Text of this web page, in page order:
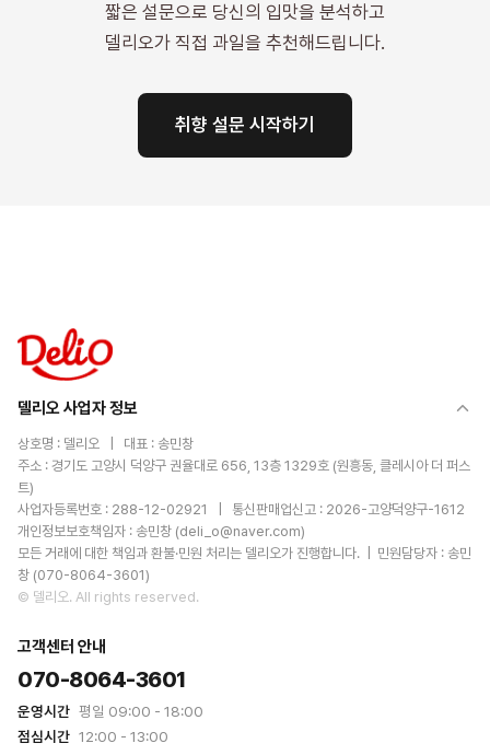
짧은 설문으로 당신의 입맛을 분석하고
델리오가 직접 과일을 추천해드립니다.
취향 설문 시작하기
델리오 사업자 정보
상호명 : 델리오 | 대표 : 송민창
주소 : 경기도 고양시 덕양구 권율대로 656, 13층 1329호 (원흥동, 클레시아 더 퍼스
트)
사업자등록번호 : 288-12-02921 | 통신판매업신고 : 2026-고양덕양구-1612
개인정보보호책임자 : 송민창 (deli_o@naver.com)
모든 거래에 대한 책임과 환불·민원 처리는 델리오가 진행합니다. | 민원담당자 : 송민
창 (070-8064-3601)
© 델리오. All rights reserved.
고객센터 안내
070-8064-3601
운영시간 평일 09:00 - 18:00
점심시간 12:00 - 13:00